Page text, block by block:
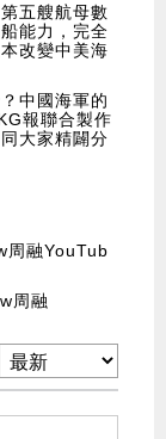
五艘航母數
能力，完全
改變中美海
中國海軍的
報聯合製作
大家精闢分
周融YouTub
周融